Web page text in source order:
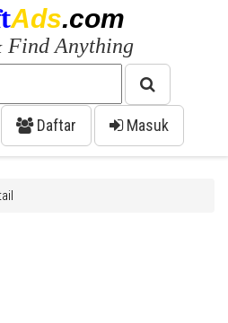
Ads.com
Find Anything
Daftar Masuk